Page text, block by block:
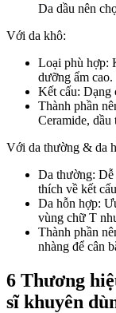
Da dầu nên
Với da khô:
Loại phù hợp:
dưỡng ẩm cao.
Kết cấu: Dạng
Thành phần
Ceramide,
Với da thường & da
Da thường: Dễ
thích về kết
Da hỗn hợp:
vùng chữ T
Thành phần
nhàng để cân
6 Thương
sĩ khuyên